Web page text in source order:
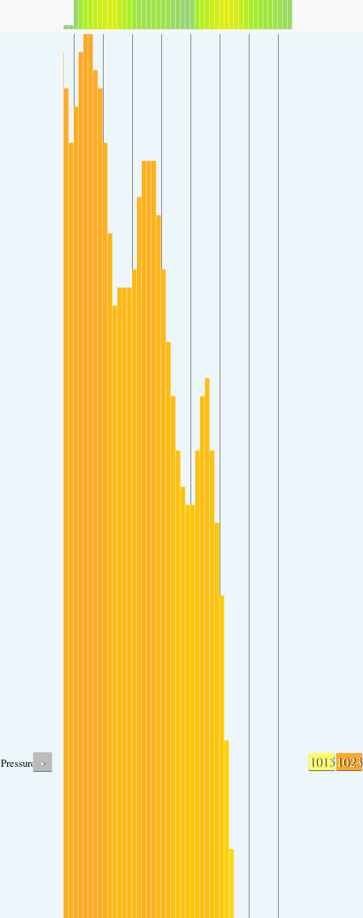
Pressure - 10151023